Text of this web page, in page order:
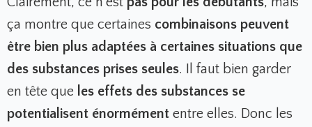
ça montre que certaines combinaisons peuvent
être bien plus adaptées à certaines situations que
des substances prises seules. Il faut bien garder
en tête que les effets des substances se
potentialisent énormément entre elles. Donc les